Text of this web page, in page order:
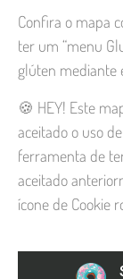
Confira o mapa
ter um “menu
glúten mediante
🍪 HEY! Este
aceitado o uso
ferramenta de
aceitado
ícone de Cookie